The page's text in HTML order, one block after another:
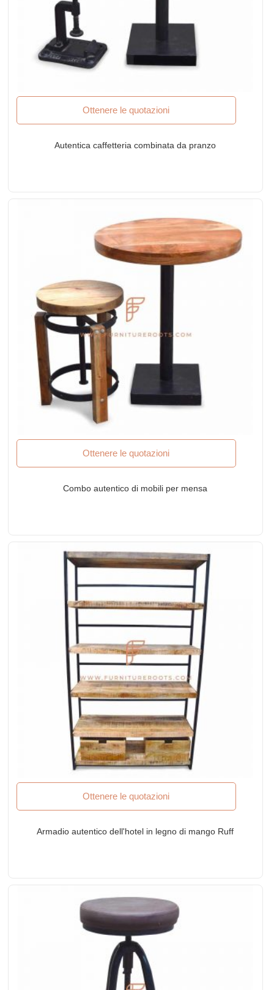
Ottenere le quotazioni
Autentica caffetteria combinata da pranzo
Ottenere le quotazioni
Combo autentico di mobili per mensa
Ottenere le quotazioni
Armadio autentico dell'hotel in legno di mango Ruff